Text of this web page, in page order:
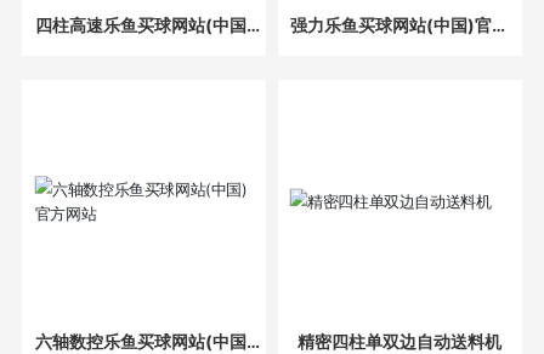
四柱高速乐鱼买球网站(中国)
强力乐鱼买球网站(中国)官方
六轴数控乐鱼买球网站(中国)
精密四柱单双边自动送料机